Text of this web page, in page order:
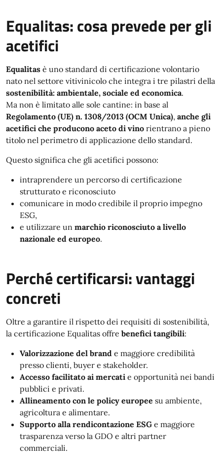
Equalitas: cosa prevede per gli
acetifici
Equalitas è uno standard di certificazione volontario
nato nel settore vitivinicolo che integra i tre pilastri della
sostenibilità: ambientale, sociale ed economica.
Ma non è limitato alle sole cantine: in base al
Regolamento (UE) n. 1308/2013 (OCM Unica), anche gli
acetifici che producono aceto di vino rientrano a pieno
titolo nel perimetro di applicazione dello standard.
Questo significa che gli acetifici possono:
intraprendere un percorso di certificazione
strutturato e riconosciuto
comunicare in modo credibile il proprio impegno
ESG,
e utilizzare un marchio riconosciuto a livello
nazionale ed europeo.
Perché certificarsi: vantaggi
concreti
Oltre a garantire il rispetto dei requisiti di sostenibilità,
la certificazione Equalitas offre benefici tangibili:
Valorizzazione del brand e maggiore credibilità
presso clienti, buyer e stakeholder.
Accesso facilitato ai mercati e opportunità nei bandi
pubblici e privati.
Allineamento con le policy europee su ambiente,
agricoltura e alimentare.
Supporto alla rendicontazione ESG e maggiore
trasparenza verso la GDO e altri partner
commerciali.